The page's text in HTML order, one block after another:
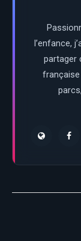
l’enfance,
partager
française